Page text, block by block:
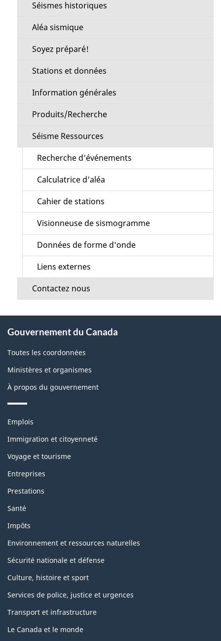
Séismes historiques
Aléa sismique
Soyez préparé!
Stations et données
Information générales
Produits/Recherche
Séisme Ressources
Recherche d'événements
Calculatrice d'aléa
Cahier de stations
Visionneuse de sismogramme
Données de forme d'onde
Liens externes
Contactez nous
propos
de
ce
Gouvernement du Canada
Toutes les coordonnées
Ministères et organismes
À propos du gouvernement
Thèmes
sujets
Emplois
Immigration et citoyenneté
Voyage et tourisme
Entreprises
Prestations
Santé
Impôts
Environnement et ressources naturelles
Sécurité nationale et défense
Culture, histoire et sport
Services de police, justice et urgences
Transport et infrastructure
Le Canada et le monde